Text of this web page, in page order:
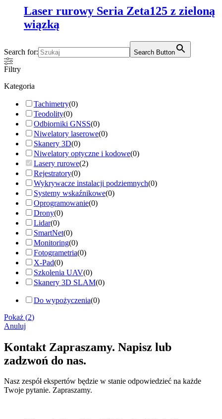
Laser rurowy Seria Zeta125 z zieloną
wiązką
Search for: Search Button
Filtry
Kategoria
Tachimetry(0)
Teodolity(0)
Odbiorniki GNSS(0)
Niwelatory laserowe(0)
Skanery 3D(0)
Niwelatory optyczne i kodowe(0)
Lasery rurowe(2)
Rejestratory(0)
Wykrywacze instalacji podziemnych(0)
Systemy wskaźnikowe(0)
Oprogramowanie(0)
Drony(0)
Lidar(0)
SmartNet(0)
Monitoring(0)
Fotogrametria(0)
X-Pad(0)
Szkolenia UAV(0)
Skanery 3D SLAM(0)
Do wypożyczenia(0)
Pokaż (2)
Anuluj
Kontakt Zapraszamy. Napisz lub
zadzwoń do nas.
Nasz zespół ekspertów będzie w stanie odpowiedzieć na każde
Twoje pytanie. Zapraszamy.